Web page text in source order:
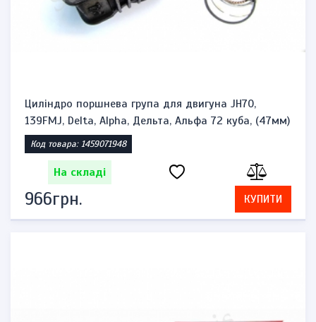
Циліндро поршнева група для двигуна JH70,
139FMJ, Delta, Alpha, Дельта, Альфа 72 куба, (47мм)
Код товара: 1459071948
На складі
966грн. КУПИТИ